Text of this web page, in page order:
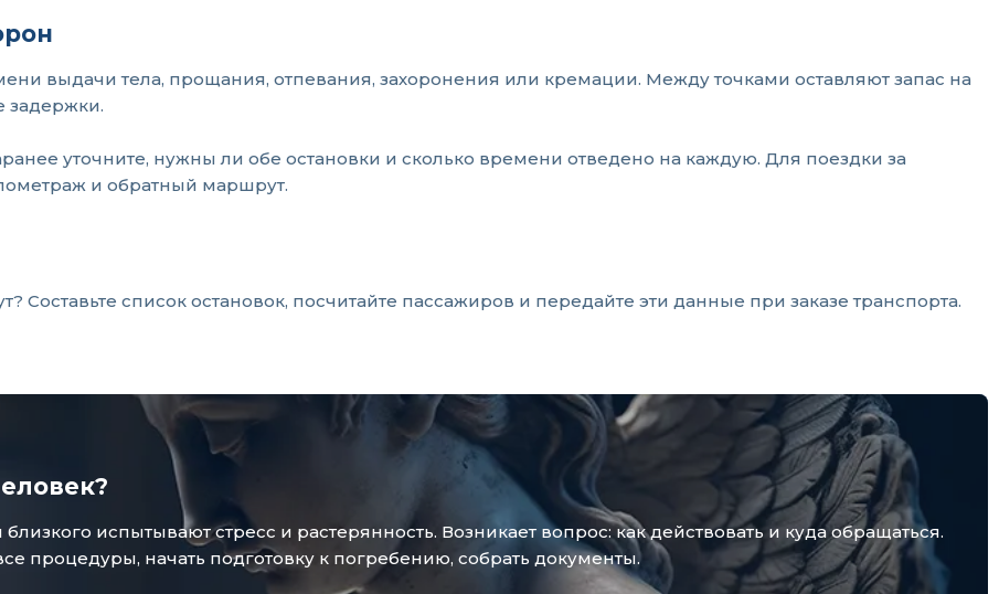
выдачи тела, прощания, отпевания, захоронения или кремации. Между точками оставляют запас на
задержки.
уточните, нужны ли обе остановки и сколько времени отведено на каждую. Для поездки за
и обратный маршрут.
список остановок, посчитайте пассажиров и передайте эти данные при заказе транспорта.
испытывают стресс и растерянность. Возникает вопрос: как действовать и куда обращаться.
процедуры, начать подготовку к погребению, собрать документы.